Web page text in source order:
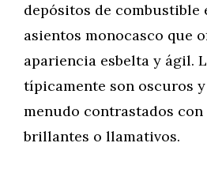
depósitos de combustible
asientos monocasco que
apariencia esbelta y ágil.
típicamente son oscuros
menudo contrastados
brillantes o llamativos.